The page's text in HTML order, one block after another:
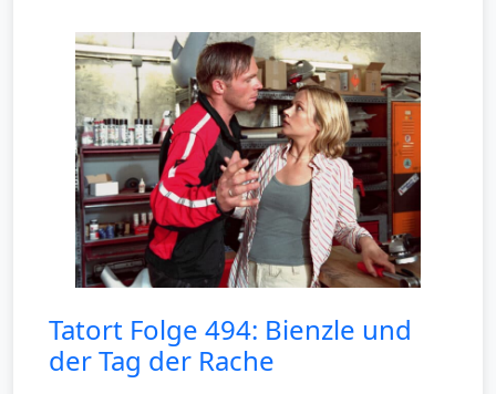
Tatort Folge 494: Bienzle und
der Tag der Rache